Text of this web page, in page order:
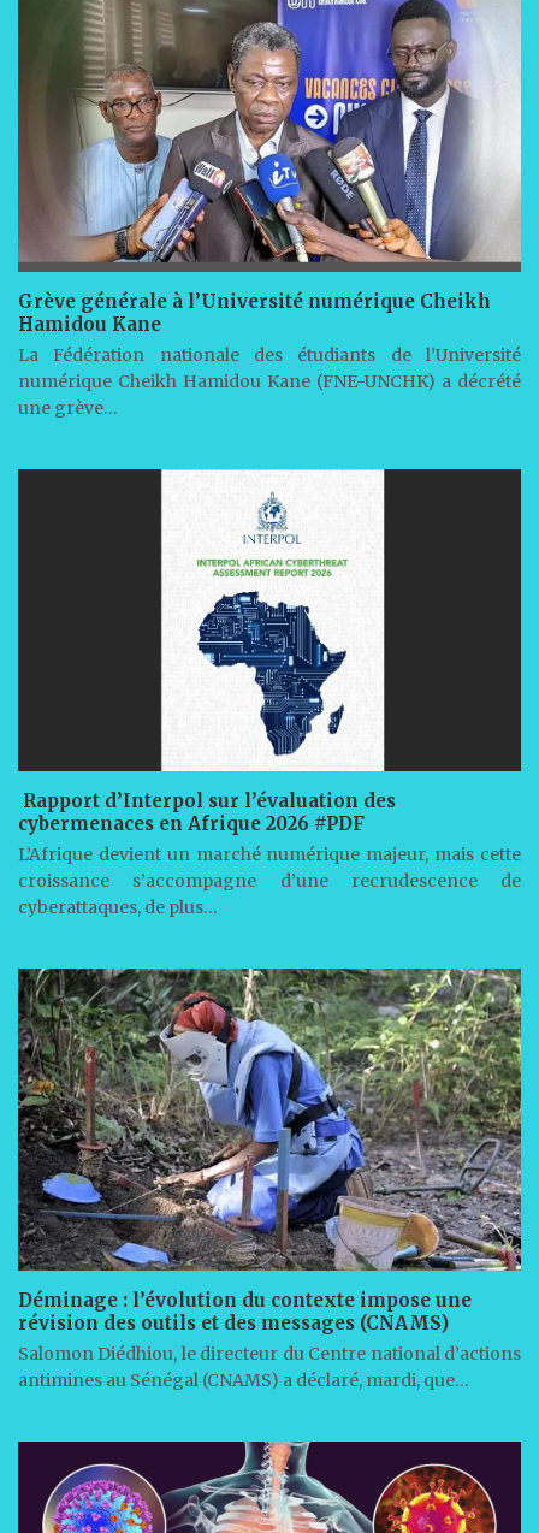
Grève générale à l’Université numérique Cheikh
Hamidou Kane
La Fédération nationale des étudiants de l’Université
numérique Cheikh Hamidou Kane (FNE-UNCHK) a décrété
une grève…
Rapport d’Interpol sur l’évaluation des
cybermenaces en Afrique 2026 #PDF
L’Afrique devient un marché numérique majeur, mais cette
croissance s’accompagne d’une recrudescence de
cyberattaques, de plus…
Déminage : l’évolution du contexte impose une
révision des outils et des messages (CNAMS)
Salomon Diédhiou, le directeur du Centre national d’actions
antimines au Sénégal (CNAMS) a déclaré, mardi, que…